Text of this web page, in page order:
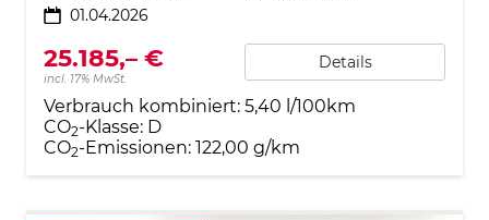
01.04.2026
25.185,– €
incl. 17% MwSt.
Details
Verbrauch kombiniert: 5,40 l/100km
CO2-Klasse: D
CO2-Emissionen: 122,00 g/km